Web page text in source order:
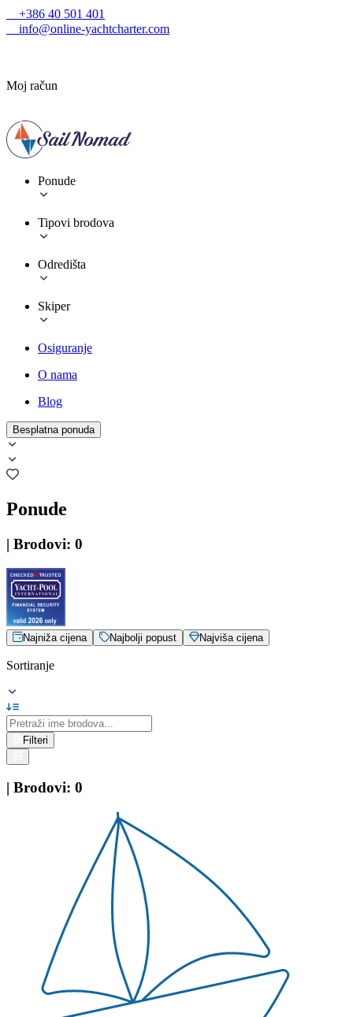
+386 40 501 401
info@online-yachtcharter.com
Moj račun
Ponude
Tipovi brodova
Odredišta
Skiper
Osiguranje
O nama
Blog
Besplatna ponuda
Ponude
| Brodovi: 0
Najniža cijena Najbolji popust Najviša cijena
Sortiranje
Filteri
| Brodovi: 0